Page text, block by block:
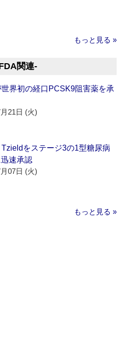
もっと見る »
関連‐
界初の経口PCSK9阻害薬を承
21日 (火)
をステージ3の1型糖尿病
速承認
07日 (火)
もっと見る »